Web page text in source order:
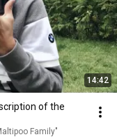
14:42
of the
Family"